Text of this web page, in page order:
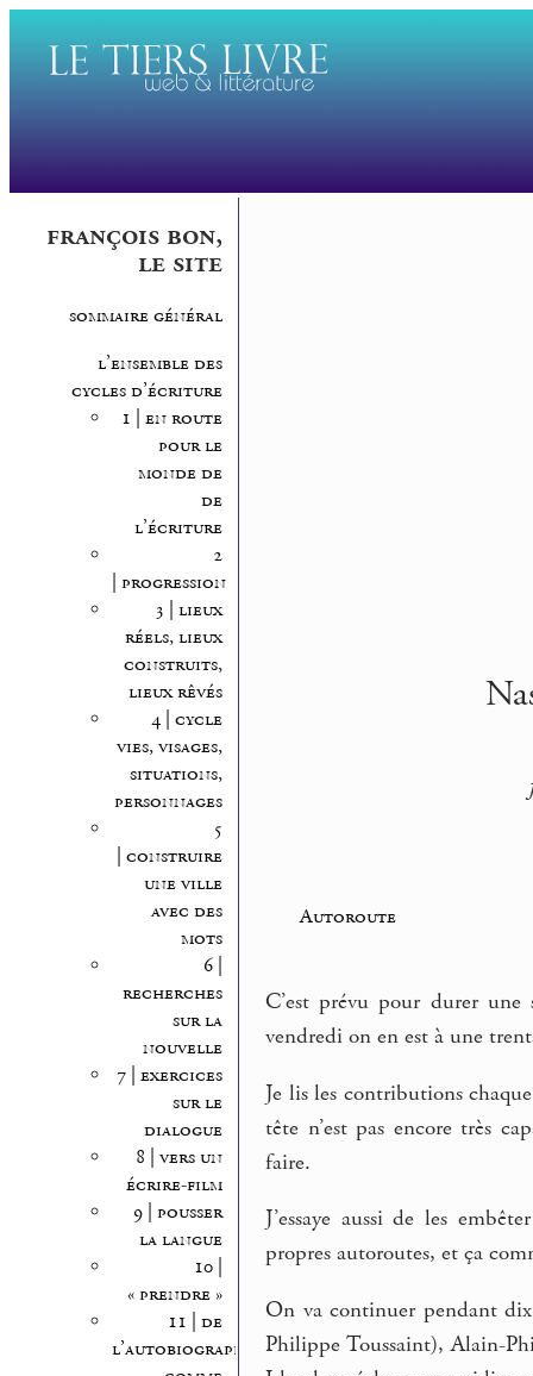
françois bon,
le site
sommaire général
l’ensemble des
cycles d’écriture
1 | en route
pour le
monde de
de
l’écriture
2
| progression
3 | lieux
réels, lieux
construits,
lieux rêvés
4 | cycle
vies, visages,
situations,
personnages
5
| construire
une ville
avec des
mots
6 |
recherches
sur la
nouvelle
7 | exercices
sur le
dialogue
8 | vers un
écrire-film
9 | pousser
la langue
10 |
« prendre »
11 | de
l’autobiographie
Autoroute
C’est prévu pour durer
vendredi on en est à une
Je lis les contributions
tête n’est pas encore très
faire.
J’essaye aussi de les
propres autoroutes, et ça
On va continuer pendant dix
Philippe Toussaint), Alain-